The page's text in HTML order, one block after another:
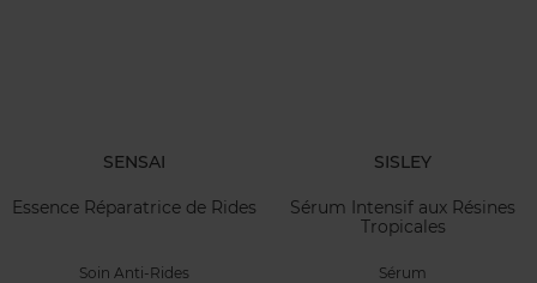
SENSAI
Essence Réparatrice de Rides
Soin Anti-Rides
SISLEY
Sérum Intensif aux Résines
Tropicales
Sérum